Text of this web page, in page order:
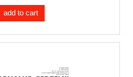
add to cart